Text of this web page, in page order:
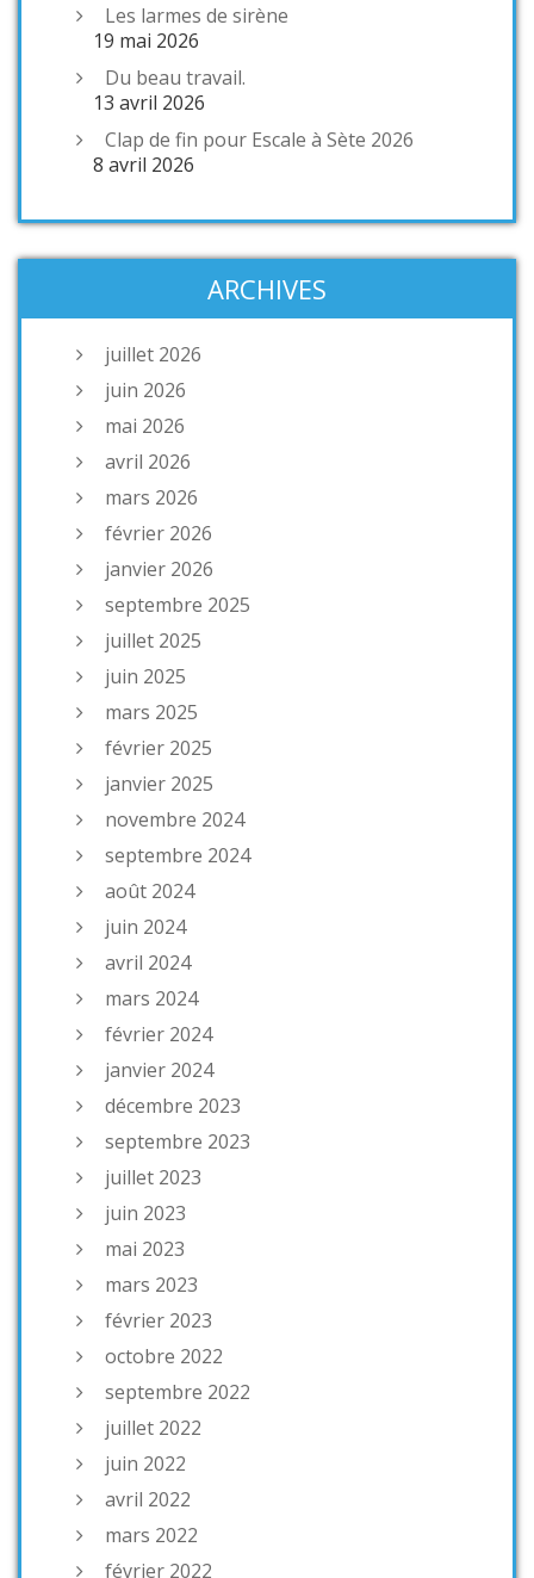
Les larmes de sirène
19 mai 2026
Du beau travail.
13 avril 2026
Clap de fin pour Escale à Sète 2026
8 avril 2026
ARCHIVES
juillet 2026
juin 2026
mai 2026
avril 2026
mars 2026
février 2026
janvier 2026
septembre 2025
juillet 2025
juin 2025
mars 2025
février 2025
janvier 2025
novembre 2024
septembre 2024
août 2024
juin 2024
avril 2024
mars 2024
février 2024
janvier 2024
décembre 2023
septembre 2023
juillet 2023
juin 2023
mai 2023
mars 2023
février 2023
octobre 2022
septembre 2022
juillet 2022
juin 2022
avril 2022
mars 2022
février 2022